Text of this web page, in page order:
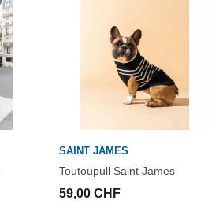
SAINT JAMES
Toutoupull Saint James
59,00 CHF